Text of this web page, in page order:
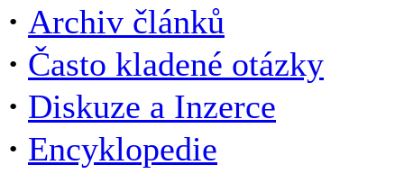
· Archiv článků
· Často kladené otázky
· Diskuze a Inzerce
· Encyklopedie